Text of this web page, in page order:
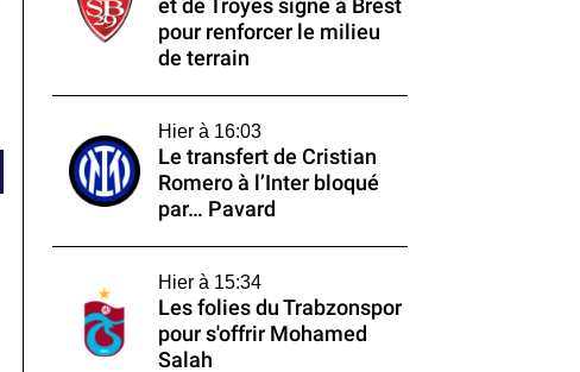
et de Troyes signe à Brest
pour renforcer le milieu
de terrain
Hier à 16:03
Le transfert de Cristian
Romero à l’Inter bloqué
par… Pavard
Hier à 15:34
Les folies du Trabzonspor
pour s'offrir Mohamed
Salah